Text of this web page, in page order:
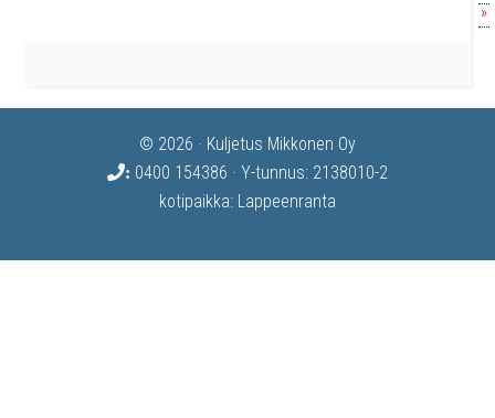
© 2026 · Kuljetus Mikkonen Oy
: 0400 154386 · Y-tunnus: 2138010-2
kotipaikka: Lappeenranta
»